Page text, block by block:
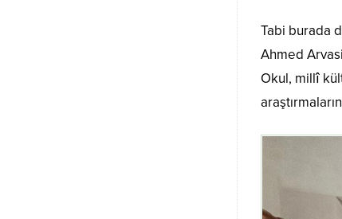
Tabi burada
Ahmed
Okul, millî